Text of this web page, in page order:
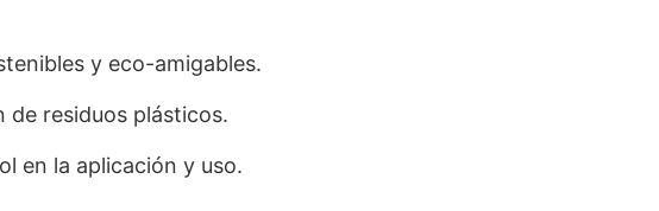
y eco-amigables.
de residuos plásticos.
en la aplicación y uso.